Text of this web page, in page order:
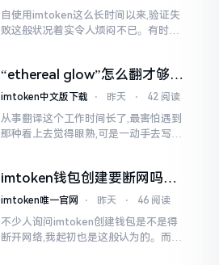
自使用imtoken这么长时间以来,验证失
败这般状况着实令人烦闷不已。有时急
至极点。
“ethereal glow”怎么翻才够味
儿？翻译圈老油条的私房话
imtoken中文版下载 ⋅ 昨天 ⋅ 42 阅读
从事翻译这个工作时间长了,最害怕遇到
那种看上去觉得眼熟,可是一动手去写就
imtoken钱包创建要断网吗？
老玩家说说真实情况
imtoken唯一官网 ⋅ 昨天 ⋅ 46 阅读
不少人询问imtoken创建钱包是不是得
断开网络,我起初也是这般认为的。而后